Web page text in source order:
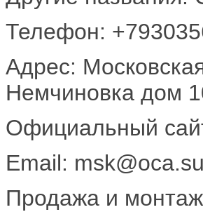
Телефон:
Адрес:
Немчиновка дом
Официальный
Email: msk@oca.su
Продажа и